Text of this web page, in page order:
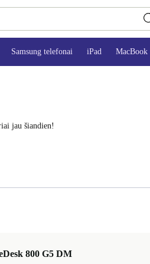
Samsung telefonai iPad MacBook
jau šiandien!
800 G5 DM